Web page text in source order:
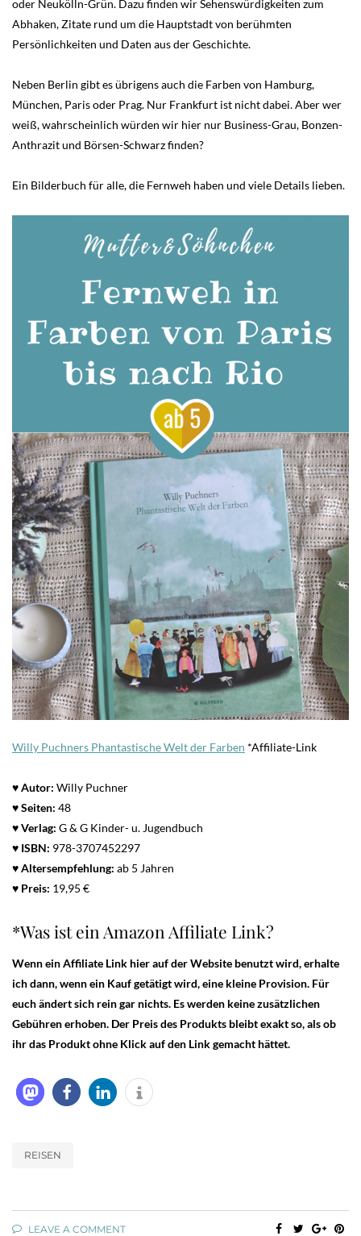
oder Neukölln-Grün. Dazu finden wir Sehenswürdigkeiten zum
Abhaken, Zitate rund um die Hauptstadt von berühmten
Persönlichkeiten und Daten aus der Geschichte.
Neben Berlin gibt es übrigens auch die Farben von Hamburg,
München, Paris oder Prag. Nur Frankfurt ist nicht dabei. Aber wer
weiß, wahrscheinlich würden wir hier nur Business-Grau, Bonzen-
Anthrazit und Börsen-Schwarz finden?
Ein Bilderbuch für alle, die Fernweh haben und viele Details lieben.
Willy Puchners Phantastische Welt der Farben *Affiliate-Link
♥ Autor: Willy Puchner
♥ Seiten: 48
♥ Verlag: G & G Kinder- u. Jugendbuch
♥ ISBN: 978-3707452297
♥ Altersempfehlung: ab 5 Jahren
♥ Preis: 19,95 €
*Was ist ein Amazon Affiliate Link?
Wenn ein Affiliate Link hier auf der Website benutzt wird, erhalte
ich dann, wenn ein Kauf getätigt wird, eine kleine Provision. Für
euch ändert sich rein gar nichts. Es werden keine zusätzlichen
Gebühren erhoben. Der Preis des Produkts bleibt exakt so, als ob
ihr das Produkt ohne Klick auf den Link gemacht hättet.
REISEN
LEAVE A COMMENT